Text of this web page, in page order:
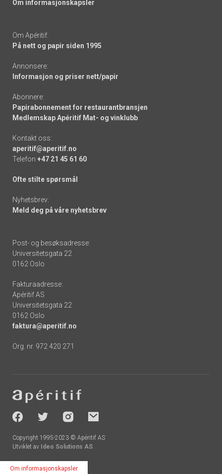
Om informasjonskapsler
Om Apéritif:
På nett og papir siden 1995
Annonsere:
Informasjon og priser nett/papir
Abonnere:
Papirabonnement for restaurantbransjen
Medlemskap Apéritif Mat- og vinklubb
Kontakt oss:
aperitif@aperitif.no
Telefon +47 21 45 61 60
Ofte stilte spørsmål
Nyhetsbrev:
Meld deg på våre nyhetsbrev
Post- og besøksadresse:
Universitetsgata 22
0162 Oslo
Fakturaadresse:
Apéritif AS
Universitetsgata 22
0162 Oslo
faktura@aperitif.no
Org. nr. 972 420 271
-
socials
Copyright 1995-2023 © Apéritif AS
Utviklet av Ideo Solutions AS
Om informasjonskapsler